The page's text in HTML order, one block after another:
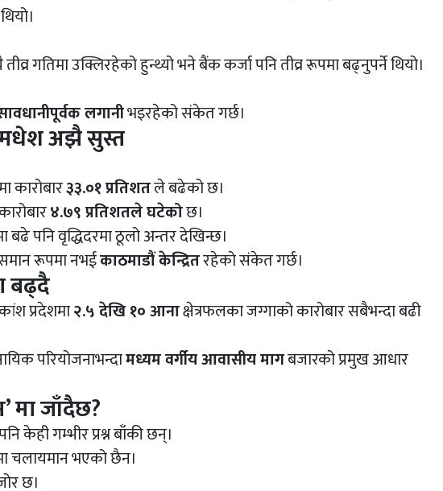
थियो।
गतिमा उक्लिरहेको हुन्थ्यो भने बैंक कर्जा पनि तीव्र रूपमा बढ्नुपर्ने थियो।
लगानीभइरहेको संकेत गर्छ।
मधेश अझै सुस्त
कारोबार३३.०१ प्रतिशतले बढेको छ।
४.७९ प्रतिशतले घटेकोछ।
बढे पनि वृद्धिदरमा ठूलो अन्तर देखिन्छ।
रूपमा नभईकाठमाडौं केन्द्रितरहेको संकेत गर्छ।
बढ्दै
प्रदेशमा२.५ देखि १० आनाक्षेत्रफलका जग्गाको कारोबार सबैभन्दा बढी
परियोजनाभन्दामध्यम वर्गीय आवासीय मागबजारको प्रमुख आधार
मा जाँदैछ?
केही गम्भीर प्रश्न बाँकी छन्।
चलायमान भएको छैन।
छ।